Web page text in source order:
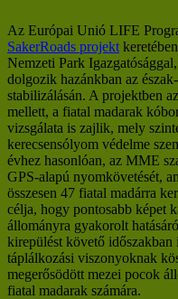
Az Európai Unió LIFE
SakerRoads projekt
Nemzeti Park
dolgozik hazánkban az
stabilizálásán. A projektben
mellett, a fiatal madarak
vizsgálata is zajlik, mely
kerecsensólyom védelme
évhez hasonlóan, az MME
GPS-alapú nyomkövetését,
összesen 47 fiatal madárra
célja, hogy pontosabb képet
állományra gyakorolt
kirepülést követő időszakban
táplálkozási viszonyoknak
megerősödött mezei pocok
fiatal madarak számára.